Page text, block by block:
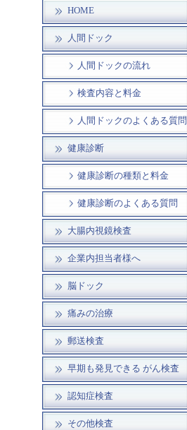
HOME
人間ドック
人間ドックの流れ
検査内容と料金
人間ドックのよくある質問
健康診断
健康診断の種類と料金
健康診断のよくある質問
大腸内視鏡検査
企業内担当者様へ
脳ドック
痛みの治療
郵送検査
早期も発見できる がん検査
認知症検査
その他検査